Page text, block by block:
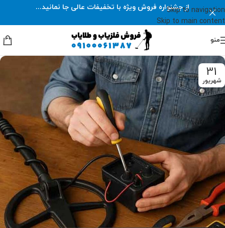
Skip to navigation
Skip to main content
از جشنواره فروش ویژه با تخفیفات عالی جا نمانید...
منو
31
شهریور